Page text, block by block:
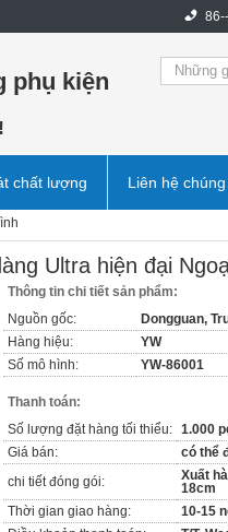
phụ kiện
chất lượng Liên hệ
Ultra hiện đại
Thông tin chi tiết sản phẩm:
Nguồn gốc:
Dongguan,
Hàng hiệu:
YW
Số mô hình:
YW-86001
Thanh toán:
Số lượng đặt hàng tối thiểu: 1.000
Giá bán:
có thể
chi tiết đóng gói:
Xuất
18cm
Thời gian giao hàng:
10-15